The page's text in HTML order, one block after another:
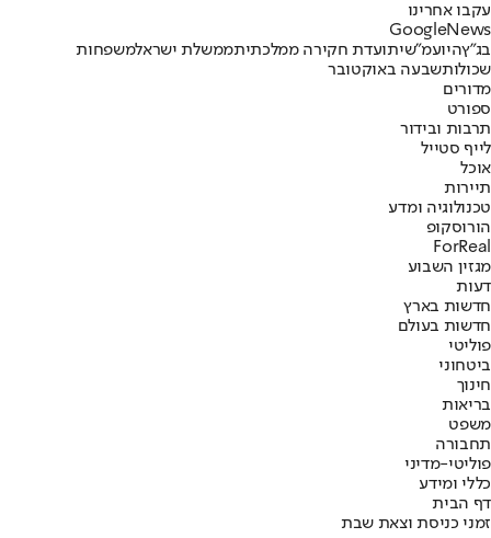
עקבו אחרינו
Googl eNews
בג"ץהיועמ"שיתועדת חקירה ממלכתיתממשלת ישראלמשפחות
שכולותשבעה באוקטובר
מדורים
ספורט
תרבות ובידור
לייף סטייל
אוכל
תיירות
טכנולוגיה ומדע
הורוסקופ
ForReal
מגזין השבוע
דעות
חדשות בארץ
חדשות בעולם
פוליטי
ביטחוני
חינוך
בריאות
משפט
תחבורה
פוליטי-מדיני
כללי ומידע
דף הבית
זמני כניסת וצאת שבת